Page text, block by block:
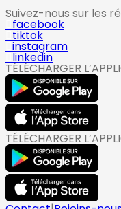
Suivez-nous sur les
facebook
tiktok
instagram
linkedin
TÉLÉCHARGER
TÉLÉCHARGER